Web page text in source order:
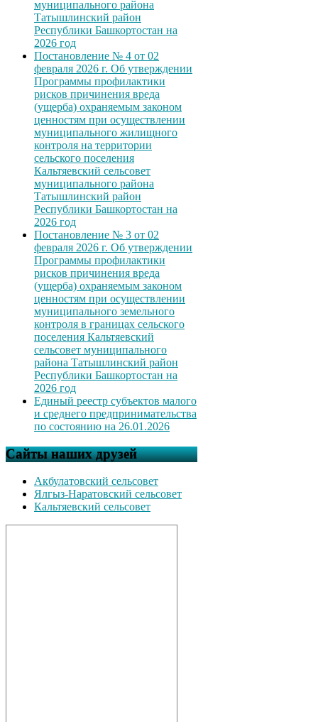
муниципального района
Татышлинский район
Республики Башкортостан на
2026 год
Постановление № 4 от 02
февраля 2026 г. Об утверждении
Программы профилактики
рисков причинения вреда
(ущерба) охраняемым законом
ценностям при осуществлении
муниципального жилищного
контроля на территории
сельского поселения
Кальтяевский сельсовет
муниципального района
Татышлинский район
Республики Башкортостан на
2026 год
Постановление № 3 от 02
февраля 2026 г. Об утверждении
Программы профилактики
рисков причинения вреда
(ущерба) охраняемым законом
ценностям при осуществлении
муниципального земельного
контроля в границах сельского
поселения Кальтяевский
сельсовет муниципального
района Татышлинский район
Республики Башкортостан на
2026 год
Единый реестр субъектов малого
и среднего предпринимательства
по состоянию на 26.01.2026
Сайты наших друзей
Акбулатовский сельсовет
Ялгыз-Наратовский сельсовет
Кальтяевский сельсовет